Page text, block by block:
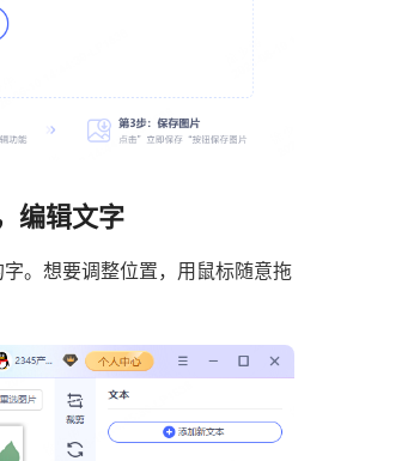
编辑文字
。想要调整位置，用鼠标随意拖